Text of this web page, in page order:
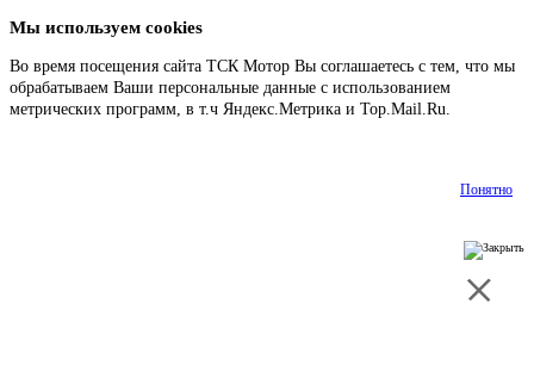
Мы используем cookies
Во время посещения сайта ТСК Мотор Вы соглашаетесь с тем, что мы
обрабатываем Ваши персональные данные с использованием
метрических программ, в т.ч Яндекс.Метрика и Top.Mail.Ru.
Понятно